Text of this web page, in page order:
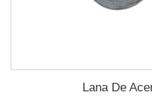
Lana De